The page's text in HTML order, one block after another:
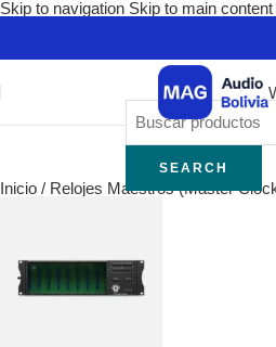
Skip to navigation Skip to main content
SEARCH
Inicio / Relojes Maestros (Master